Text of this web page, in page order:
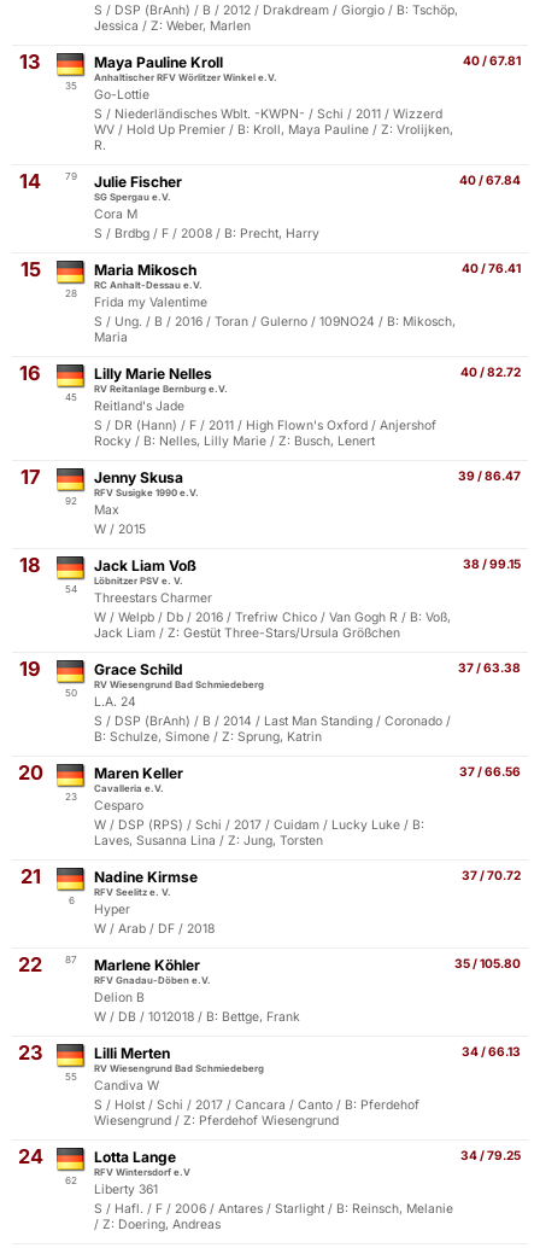
S / DSP (BrAnh) / B / 2012 / Drakdream / Giorgio / B: Tschöp,
Jessica / Z: Weber, Marlen
13
35
40 / 67.81
Maya Pauline Kroll
Anhaltischer RFV Wörlitzer Winkel e.V.
Go-Lottie
S / Niederländisches Wblt. -KWPN- / Schi / 2011 / Wizzerd
WV / Hold Up Premier / B: Kroll, Maya Pauline / Z: Vrolijken,
R.
14 79 40 / 67.84
Julie Fischer
SG Spergau e.V.
Cora M
S / Brdbg / F / 2008 / B: Precht, Harry
15
28
40 / 76.41
Maria Mikosch
RC Anhalt-Dessau e.V.
Frida my Valentime
S / Ung. / B / 2016 / Toran / Gulerno / 109NO24 / B: Mikosch,
Maria
16
45
40 / 82.72
Lilly Marie Nelles
RV Reitanlage Bernburg e.V.
Reitland's Jade
S / DR (Hann) / F / 2011 / High Flown's Oxford / Anjershof
Rocky / B: Nelles, Lilly Marie / Z: Busch, Lenert
17
92
39 / 86.47
Jenny Skusa
RFV Susigke 1990 e.V.
Max
W / 2015
18
54
38 / 99.15
Jack Liam Voß
Löbnitzer PSV e. V.
Threestars Charmer
W / Welpb / Db / 2016 / Trefriw Chico / Van Gogh R / B: Voß,
Jack Liam / Z: Gestüt Three-Stars/Ursula Größchen
19
50
37 / 63.38
Grace Schild
RV Wiesengrund Bad Schmiedeberg
L.A. 24
S / DSP (BrAnh) / B / 2014 / Last Man Standing / Coronado /
B: Schulze, Simone / Z: Sprung, Katrin
20
23
37 / 66.56
Maren Keller
Cavalleria e.V.
Cesparo
W / DSP (RPS) / Schi / 2017 / Cuidam / Lucky Luke / B:
Laves, Susanna Lina / Z: Jung, Torsten
21
6
37 / 70.72
Nadine Kirmse
RFV Seelitz e. V.
Hyper
W / Arab / DF / 2018
22 87 35 / 105.80
Marlene Köhler
RFV Gnadau-Döben e.V.
Delion B
W / DB / 1012018 / B: Bettge, Frank
23
55
34 / 66.13
Lilli Merten
RV Wiesengrund Bad Schmiedeberg
Candiva W
S / Holst / Schi / 2017 / Cancara / Canto / B: Pferdehof
Wiesengrund / Z: Pferdehof Wiesengrund
24
62
34 / 79.25
Lotta Lange
RFV Wintersdorf e.V
Liberty 361
S / Hafl. / F / 2006 / Antares / Starlight / B: Reinsch, Melanie
/ Z: Doering, Andreas